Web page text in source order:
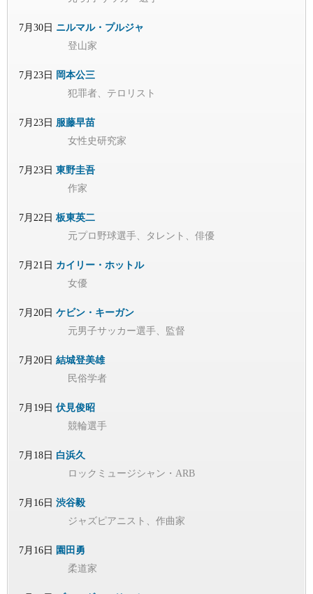
7月30日 ニルマル・プルジャ
登山家
7月23日 岡本公三
犯罪者、テロリスト
7月23日 服藤早苗
女性史研究家
7月23日 東野圭吾
作家
7月22日 板東英二
元プロ野球選手、タレント、俳優
7月21日 カイリー・ホットル
女優
7月20日 ケビン・キーガン
元男子サッカー選手、監督
7月20日 結城登美雄
民俗学者
7月19日 伏見俊昭
競輪選手
7月18日 白浜久
ロックミュージシャン・ARB
7月16日 渋谷毅
ジャズピアニスト、作曲家
7月16日 園田勇
柔道家